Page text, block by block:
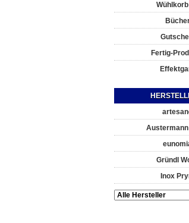
Wühlkorb
Fertig-
Austermann
Gründl
Inox